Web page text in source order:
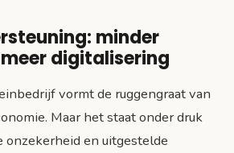
minder
digitalisering
vormt de ruggengraat van
Maar het staat onder druk
en uitgestelde